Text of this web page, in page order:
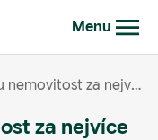
Menu
Jak prodat svou nemovitost za nejvíce peněz
za nejvíce